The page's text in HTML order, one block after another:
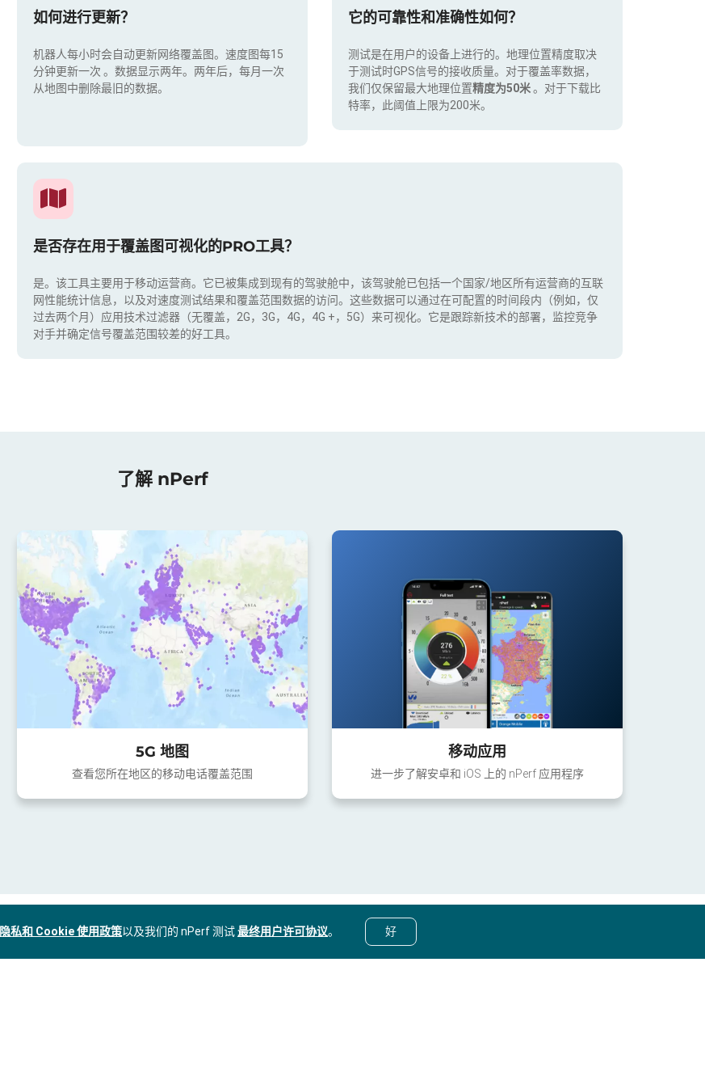
如何进行更新？
机器人每小时会自动更新网络覆盖图。速度图每15
分钟更新一次 。数据显示两年。两年后，每月一次
从地图中删除最旧的数据。
它的可靠性和准确性如何？
测试是在用户的设备上进行的。地理位置精度取决
于测试时GPS信号的接收质量。对于覆盖率数据，
我们仅保留最大地理位置精度为50米。对于下载比
特率，此阈值上限为200米。
是否存在用于覆盖图可视化的PRO工具？
是。该工具主要用于移动运营商。它已被集成到现有的驾驶舱中，该驾驶舱已包括一个国家/地区所有运营商的互联
网性能统计信息，以及对速度测试结果和覆盖范围数据的访问。这些数据可以通过在可配置的时间段内（例如，仅
过去两个月）应用技术过滤器（无覆盖，2G，3G，4G，4G +，5G）来可视化。它是跟踪新技术的部署，监控竞争
对手并确定信号覆盖范围较差的好工具。
了解 nPerf
5G 地图
查看您所在地区的移动电话覆盖范围
移动应用
进一步了解安卓和 iOS 上的 nPerf 应用程序
隐私和 Cookie 使用政策以及我们的 nPerf 测试最终用户许可协议。 好